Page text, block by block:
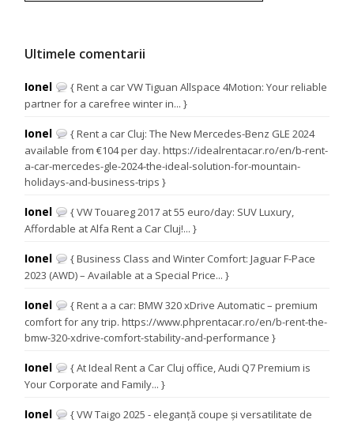
Ultimele comentarii
Ionel
{ Rent a car VW Tiguan Allspace 4Motion: Your reliable
partner for a carefree winter in... }
Ionel
{ Rent a car Cluj: The New Mercedes-Benz GLE 2024
available from €104 per day. https://idealrentacar.ro/en/b-rent-
a-car-mercedes-gle-2024-the-ideal-solution-for-mountain-
holidays-and-business-trips }
Ionel
{ VW Touareg 2017 at 55 euro/day: SUV Luxury,
Affordable at Alfa Rent a Car Cluj!... }
Ionel
{ Business Class and Winter Comfort: Jaguar F-Pace
2023 (AWD) – Available at a Special Price... }
Ionel
{ Rent a a car: BMW 320 xDrive Automatic – premium
comfort for any trip. https://www.phprentacar.ro/en/b-rent-the-
bmw-320-xdrive-comfort-stability-and-performance }
Ionel
{ At Ideal Rent a Car Cluj office, Audi Q7 Premium is
Your Corporate and Family... }
Ionel
{ VW Taigo 2025 - eleganță coupe și versatilitate de